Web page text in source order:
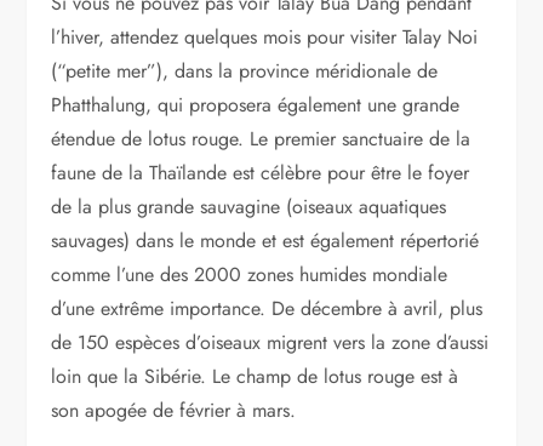
l’hiver, attendez quelques mois pour visiter Talay Noi
(“petite mer”), dans la province méridionale de
Phatthalung, qui proposera également une grande
étendue de lotus rouge. Le premier sanctuaire de la
faune de la Thaïlande est célèbre pour être le foyer
de la plus grande sauvagine (oiseaux aquatiques
sauvages) dans le monde et est également répertorié
comme l’une des 2000 zones humides mondiale
d’une extrême importance. De décembre à avril, plus
de 150 espèces d’oiseaux migrent vers la zone d’aussi
loin que la Sibérie. Le champ de lotus rouge est à
son apogée de février à mars.